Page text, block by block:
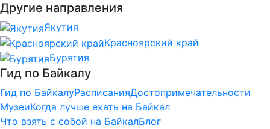
Другие направления
Якутия
Красноярский край
Бурятия
Гид по Байкалу
Гид по БайкалуРасписанияДостопримечательности
МузеиКогда лучше ехать на Байкал
Что взять с собой на БайкалБлог